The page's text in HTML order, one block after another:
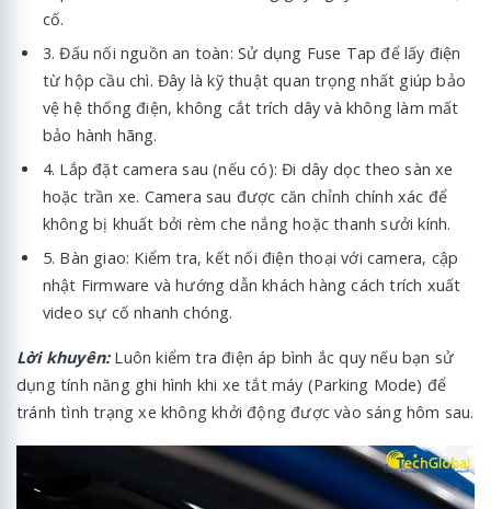
cố.
3. Đấu nối nguồn an toàn: Sử dụng Fuse Tap để lấy điện
từ hộp cầu chì. Đây là kỹ thuật quan trọng nhất giúp bảo
vệ hệ thống điện, không cắt trích dây và không làm mất
bảo hành hãng.
4. Lắp đặt camera sau (nếu có): Đi dây dọc theo sàn xe
hoặc trần xe. Camera sau được căn chỉnh chính xác để
không bị khuất bởi rèm che nắng hoặc thanh sưởi kính.
5. Bàn giao: Kiểm tra, kết nối điện thoại với camera, cập
nhật Firmware và hướng dẫn khách hàng cách trích xuất
video sự cố nhanh chóng.
Lời khuyên: Luôn kiểm tra điện áp bình ắc quy nếu bạn sử
dụng tính năng ghi hình khi xe tắt máy (Parking Mode) để
tránh tình trạng xe không khởi động được vào sáng hôm sau.